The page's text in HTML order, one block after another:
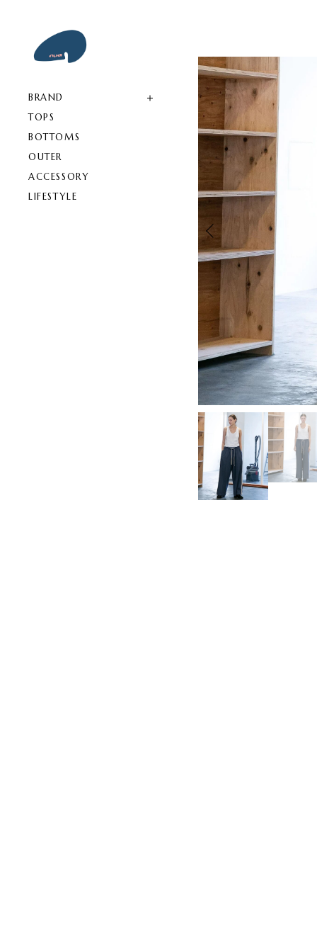
BRAND
TOPS
BOTTOMS
OUTER
ACCESSORY
LIFESTYLE